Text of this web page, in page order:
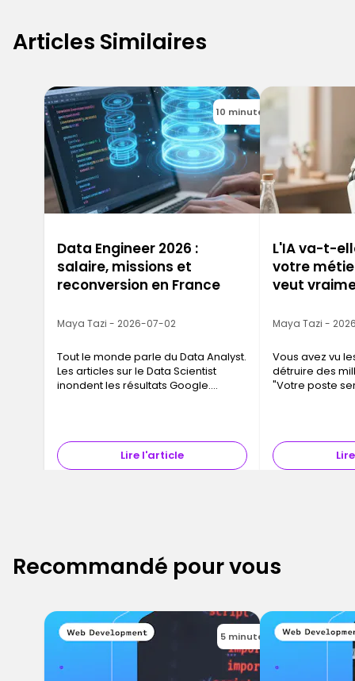
Articles Similaires
10 minutes
Data Engineer 2026 :
salaire, missions et
reconversion en France
Maya Tazi - 2026-07-02
Tout le monde parle du Data Analyst.
Les articles sur le Data Scientist
inondent les résultats Google.
Lire l'article
L'IA va-t-
votre
veut
Maya Tazi -
Vous avez vu
détruire des
"Votre poste
Recommandé pour vous
5 minutes